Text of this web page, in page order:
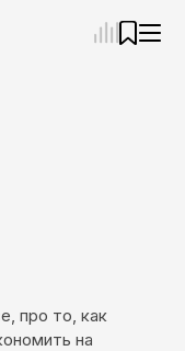
про то, как
на
Подберу
вашим
вопросов,